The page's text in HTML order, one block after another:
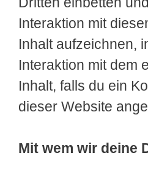
Interaktion mit
Inhalt aufzeichnen,
Interaktion mit dem
Inhalt, falls du ein
dieser Website
Mit wem wir deine